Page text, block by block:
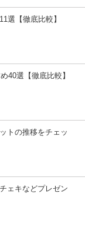
選【徹底比較】
40選【徹底比較】
トの推移をチェッ
ェキなどプレゼン